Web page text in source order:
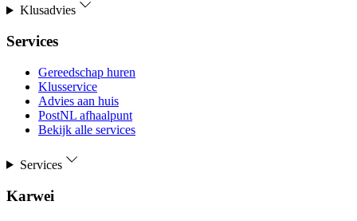
Klusadvies
Services
Gereedschap huren
Klusservice
Advies aan huis
PostNL afhaalpunt
Bekijk alle services
Services
Karwei